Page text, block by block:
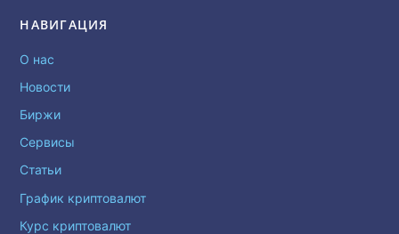
НАВИГАЦИЯ
О нас
Новости
Биржи
Сервисы
Статьи
График криптовалют
Курс криптовалют